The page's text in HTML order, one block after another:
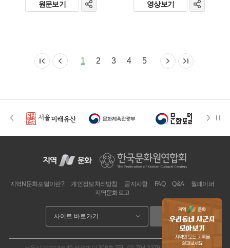
원문보기 영상보기
1 2 3 4 5
이동
지역N문화포털이란? 개인정보처리방침 공지사항 FAQ Q&A
월페이퍼
지역문화로고